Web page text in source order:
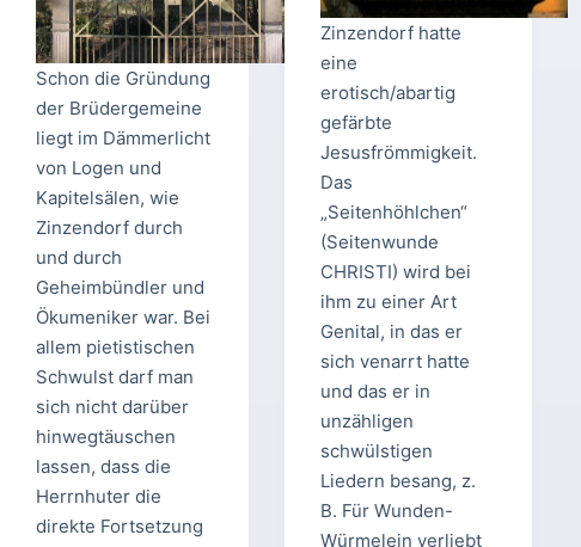
Schon die Gründung
der Brüdergemeine
liegt im Dämmerlicht
von Logen und
Kapitelsälen, wie
Zinzendorf durch
und durch
Geheimbündler und
Ökumeniker war. Bei
allem pietistischen
Schwulst darf man
sich nicht darüber
hinwegtäuschen
lassen, dass die
Herrnhuter die
direkte Fortsetzung
Zinzendorf hatte
eine
erotisch/abartig
gefärbte
Jesusfrömmigkeit.
Das
„Seitenhöhlchen“
(Seitenwunde
CHRISTI) wird bei
ihm zu einer Art
Genital, in das er
sich venarrt hatte
und das er in
unzähligen
schwülstigen
Liedern besang, z.
B. Für Wunden-
Würmelein verliebt